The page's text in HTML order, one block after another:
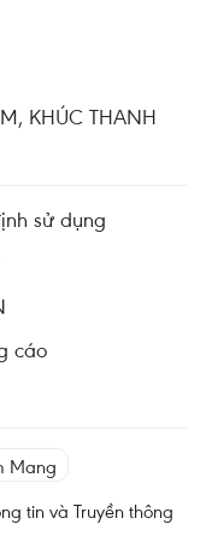
KHÚC THANH
sử dụng
cáo
tin và Truyền thông